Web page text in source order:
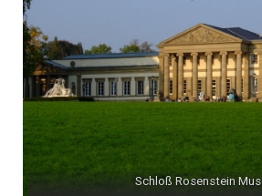
Schloß Rosenstein